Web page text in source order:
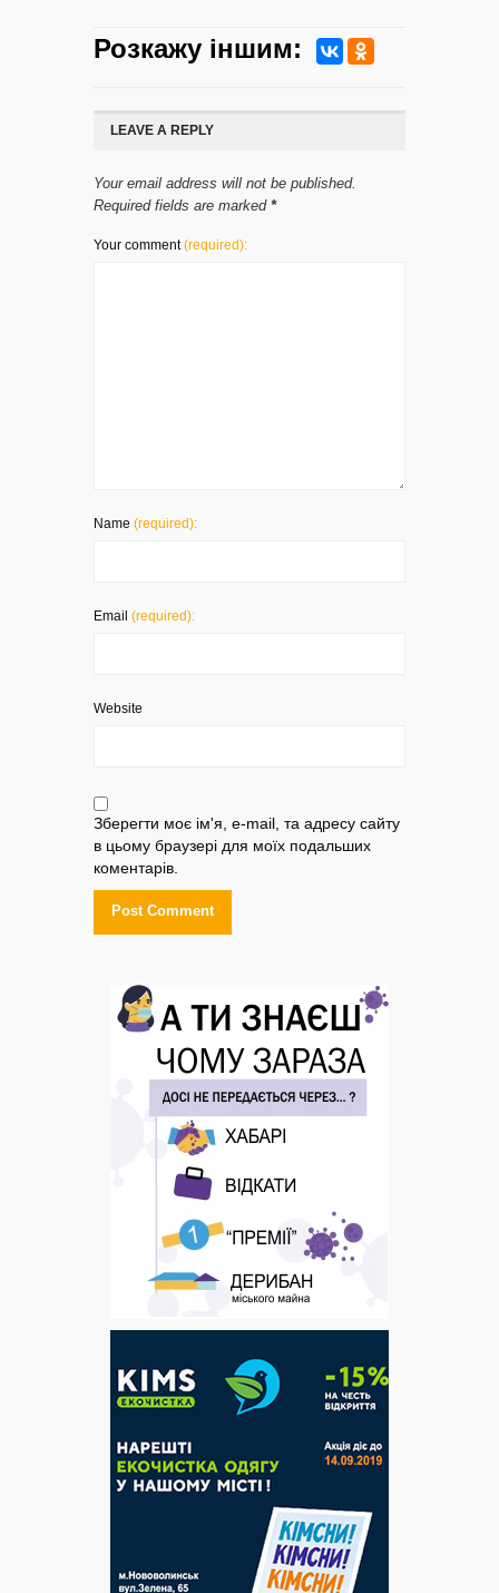
Розкажу iншим:
LEAVE A REPLY
Your email address will not be published.
Required fields are marked *
Your comment(required):
Name (required):
Email (required):
Website
Зберегти моє ім'я, e-mail, та адресу сайту
в цьому браузері для моїх подальших
коментарів.